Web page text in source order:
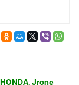
Jrone